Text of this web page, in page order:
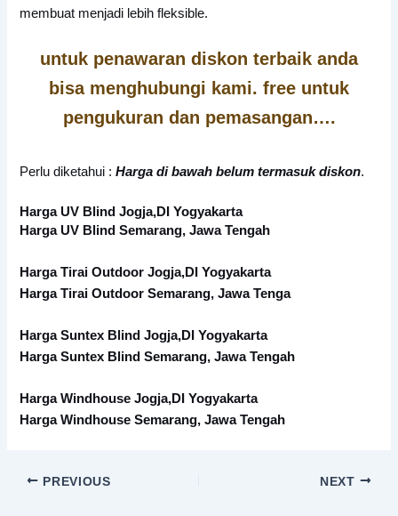
membuat menjadi lebih fleksible.
untuk penawaran diskon terbaik anda
bisa menghubungi kami. free untuk
pengukuran dan pemasangan….
Perlu diketahui :Harga di bawah belum termasuk diskon.
Harga UV Blind Jogja,DI Yogyakarta
Harga UV Blind Semarang, Jawa Tengah
Harga Tirai Outdoor Jogja,DI Yogyakarta
Harga Tirai Outdoor Semarang, Jawa Tenga
Harga Suntex Blind Jogja,DI Yogyakarta
Harga Suntex Blind Semarang, Jawa Tengah
Harga Windhouse Jogja,DI Yogyakarta
Harga Windhouse Semarang, Jawa Tengah
PREVIOUS NEXT